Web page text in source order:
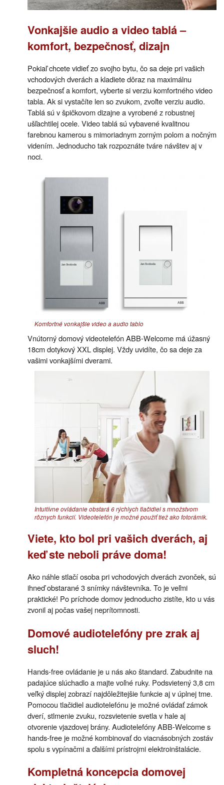
Vonkajšie audio a video tablá –
komfort, bezpečnosť, dizajn
Pokiaľ chcete vidieť zo svojho bytu, čo sa deje pri vašich
vchodových dverách a kladiete dôraz na maximálnu
bezpečnosť a komfort, vyberte si verziu komfortného video
tabla. Ak si vystačíte len so zvukom, zvoľte verziu audio.
Tablá sú v špičkovom dizajne a vyrobené z robustnej
ušľachtilej ocele. Video tablá sú vybavené kvalitnou
farebnou kamerou s mimoriadnym zorným polom a nočným
videním. Jednoducho tak rozpoznáte tváre návštev aj v
noci.
Komfortné vonkajšie video a audio tablo
Vnútorný domový videotelefón ABB-Welcome má úžasný
18cm dotykový XXL displej. Vždy uvidíte, čo sa deje za
vašimi vonkajšími dverami.
Intuitívne ovládanie obstará 6 rýchlych tlačidiel s množstvom
rôznych funkcií. Videotelefón je možné použiť tiež ako fotorámik.
Viete, kto bol pri vašich dverách, aj
keď ste neboli práve doma!
Ako náhle stlačí osoba pri vchodových dverách zvonček, sú
ihneď obstarané 3 snímky návštevníka. To je veľmi
praktické! Po príchode domov jednoducho zistíte, kto u vás
zvonil aj počas vašej neprítomnosti.
Domové audiotelefóny pre zrak aj
sluch!
Hands-free ovládanie je u nás ako štandard. Zabudnite na
padajúce slúchadlo a majte voľné ruky. Podsvietený 3,8 cm
veľký displej zobrazí najdôležitejšie funkcie aj v úplnej tme.
Pomocou tlačidiel audiotelefónu je možné ovládať zámok
dverí, stlmenie zvuku, rozsvietenie svetla v hale aj
otvorenie vjazdovej brány. Audiotelefóny ABB-Welcome s
hands-free je možné kombinovať do viacnásobných zostáv
spolu s vypínačmi a ďalšími prístrojmi elektroinštalácie.
Kompletná koncepcia domovej